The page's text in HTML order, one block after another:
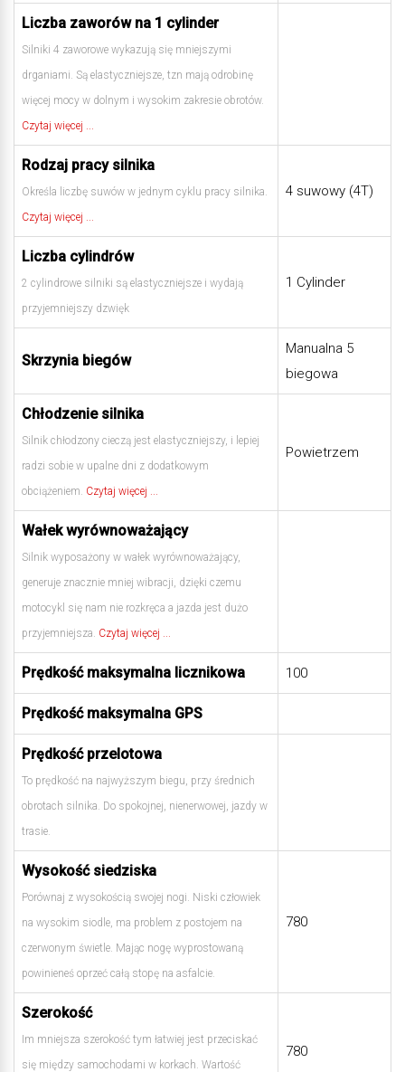
Liczba zaworów na 1 cylinder
Silniki 4 zaworowe wykazują się mniejszymi
drganiami. Są elastyczniejsze, tzn mają odrobinę
więcej mocy w dolnym i wysokim zakresie obrotów.
Czytaj więcej ...
Rodzaj pracy silnika
Określa liczbę suwów w jednym cyklu pracy silnika.
Czytaj więcej ...
4 suwowy (4T)
Liczba cylindrów
2 cylindrowe silniki są elastyczniejsze i wydają
przyjemniejszy dzwięk
1 Cylinder
Skrzynia biegów
Manualna 5
biegowa
Chłodzenie silnika
Silnik chłodzony cieczą jest elastyczniejszy, i lepiej
radzi sobie w upalne dni z dodatkowym
obciążeniem. Czytaj więcej ...
Powietrzem
Wałek wyrównoważający
Silnik wyposażony w wałek wyrównoważający,
generuje znacznie mniej wibracji, dzięki czemu
motocykl się nam nie rozkręca a jazda jest dużo
przyjemniejsza. Czytaj więcej ...
Prędkość maksymalna licznikowa 100
Prędkość maksymalna GPS
Prędkość przelotowa
To prędkość na najwyższym biegu, przy średnich
obrotach silnika. Do spokojnej, nienerwowej, jazdy w
trasie.
Wysokość siedziska
Porównaj z wysokością swojej nogi. Niski człowiek
na wysokim siodle, ma problem z postojem na
czerwonym świetle. Mając nogę wyprostowaną
powinieneś oprzeć całą stopę na asfalcie.
780
Szerokość
Im mniejsza szerokość tym łatwiej jest przeciskać
się między samochodami w korkach. Wartość
780